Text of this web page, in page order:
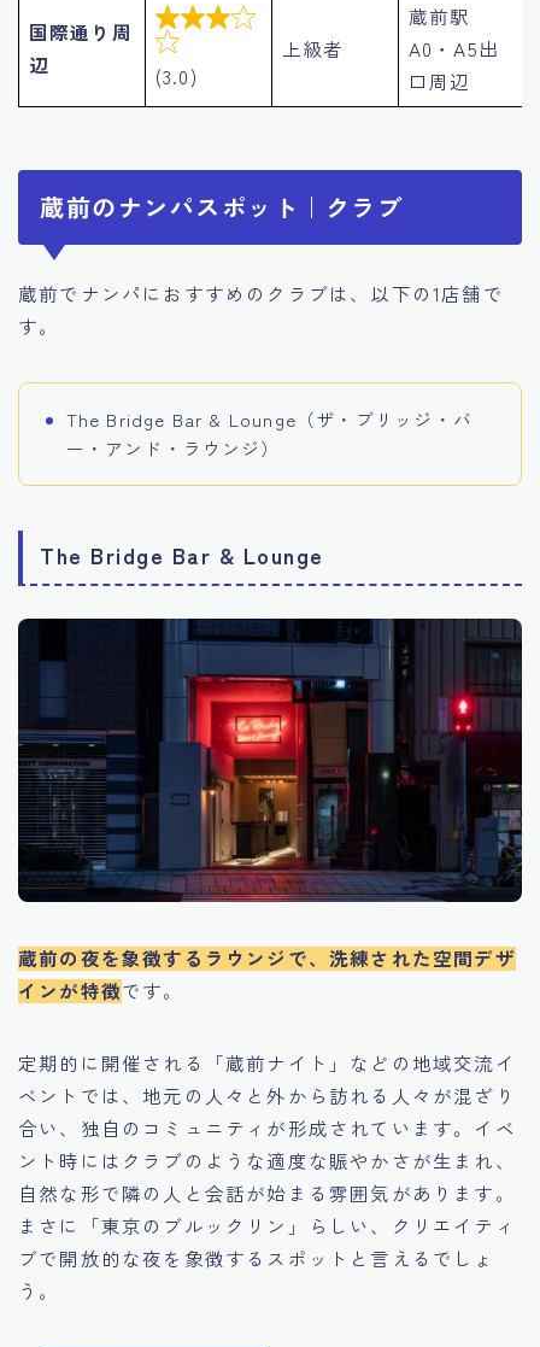
国際通り周
辺


(3.0)
上級者
蔵前駅
A0・A5出
口周辺
蔵前のナンパスポット｜クラブ
蔵前でナンパにおすすめのクラブは、以下の1店舗で
す。
The Bridge Bar & Lounge（ザ・ブリッジ・バ
ー・アンド・ラウンジ）
The Bridge Bar & Lounge
蔵前の夜を象徴するラウンジで、洗練された空間デザ
インが特徴です。
定期的に開催される「蔵前ナイト」などの地域交流イ
ベントでは、地元の人々と外から訪れる人々が混ざり
合い、独自のコミュニティが形成されています。イベ
ント時にはクラブのような適度な賑やかさが生まれ、
自然な形で隣の人と会話が始まる雰囲気があります。
まさに「東京のブルックリン」らしい、クリエイティ
ブで開放的な夜を象徴するスポットと言えるでしょ
う。